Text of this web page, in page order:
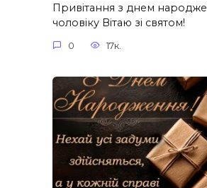
Привітання з днем
чоловіку Вітаю зі святом!
0 17к.